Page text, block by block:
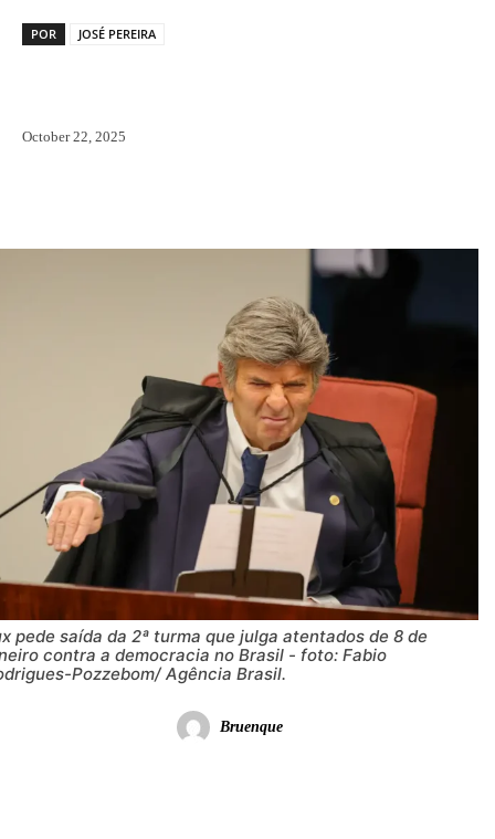
POR JOSÉ PEREIRA
October 22, 2025
pede saída da 2ª turma que julga atentados de 8 de
contra a democracia no Brasil - foto: Fabio
Pozzebom/ Agência Brasil.
Bruenque